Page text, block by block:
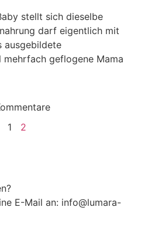
stellt sich dieselbe
darf eigentlich mit
ausgebildete
mehrfach geflogene Mama
1
2
E-Mail an: info@lumara-